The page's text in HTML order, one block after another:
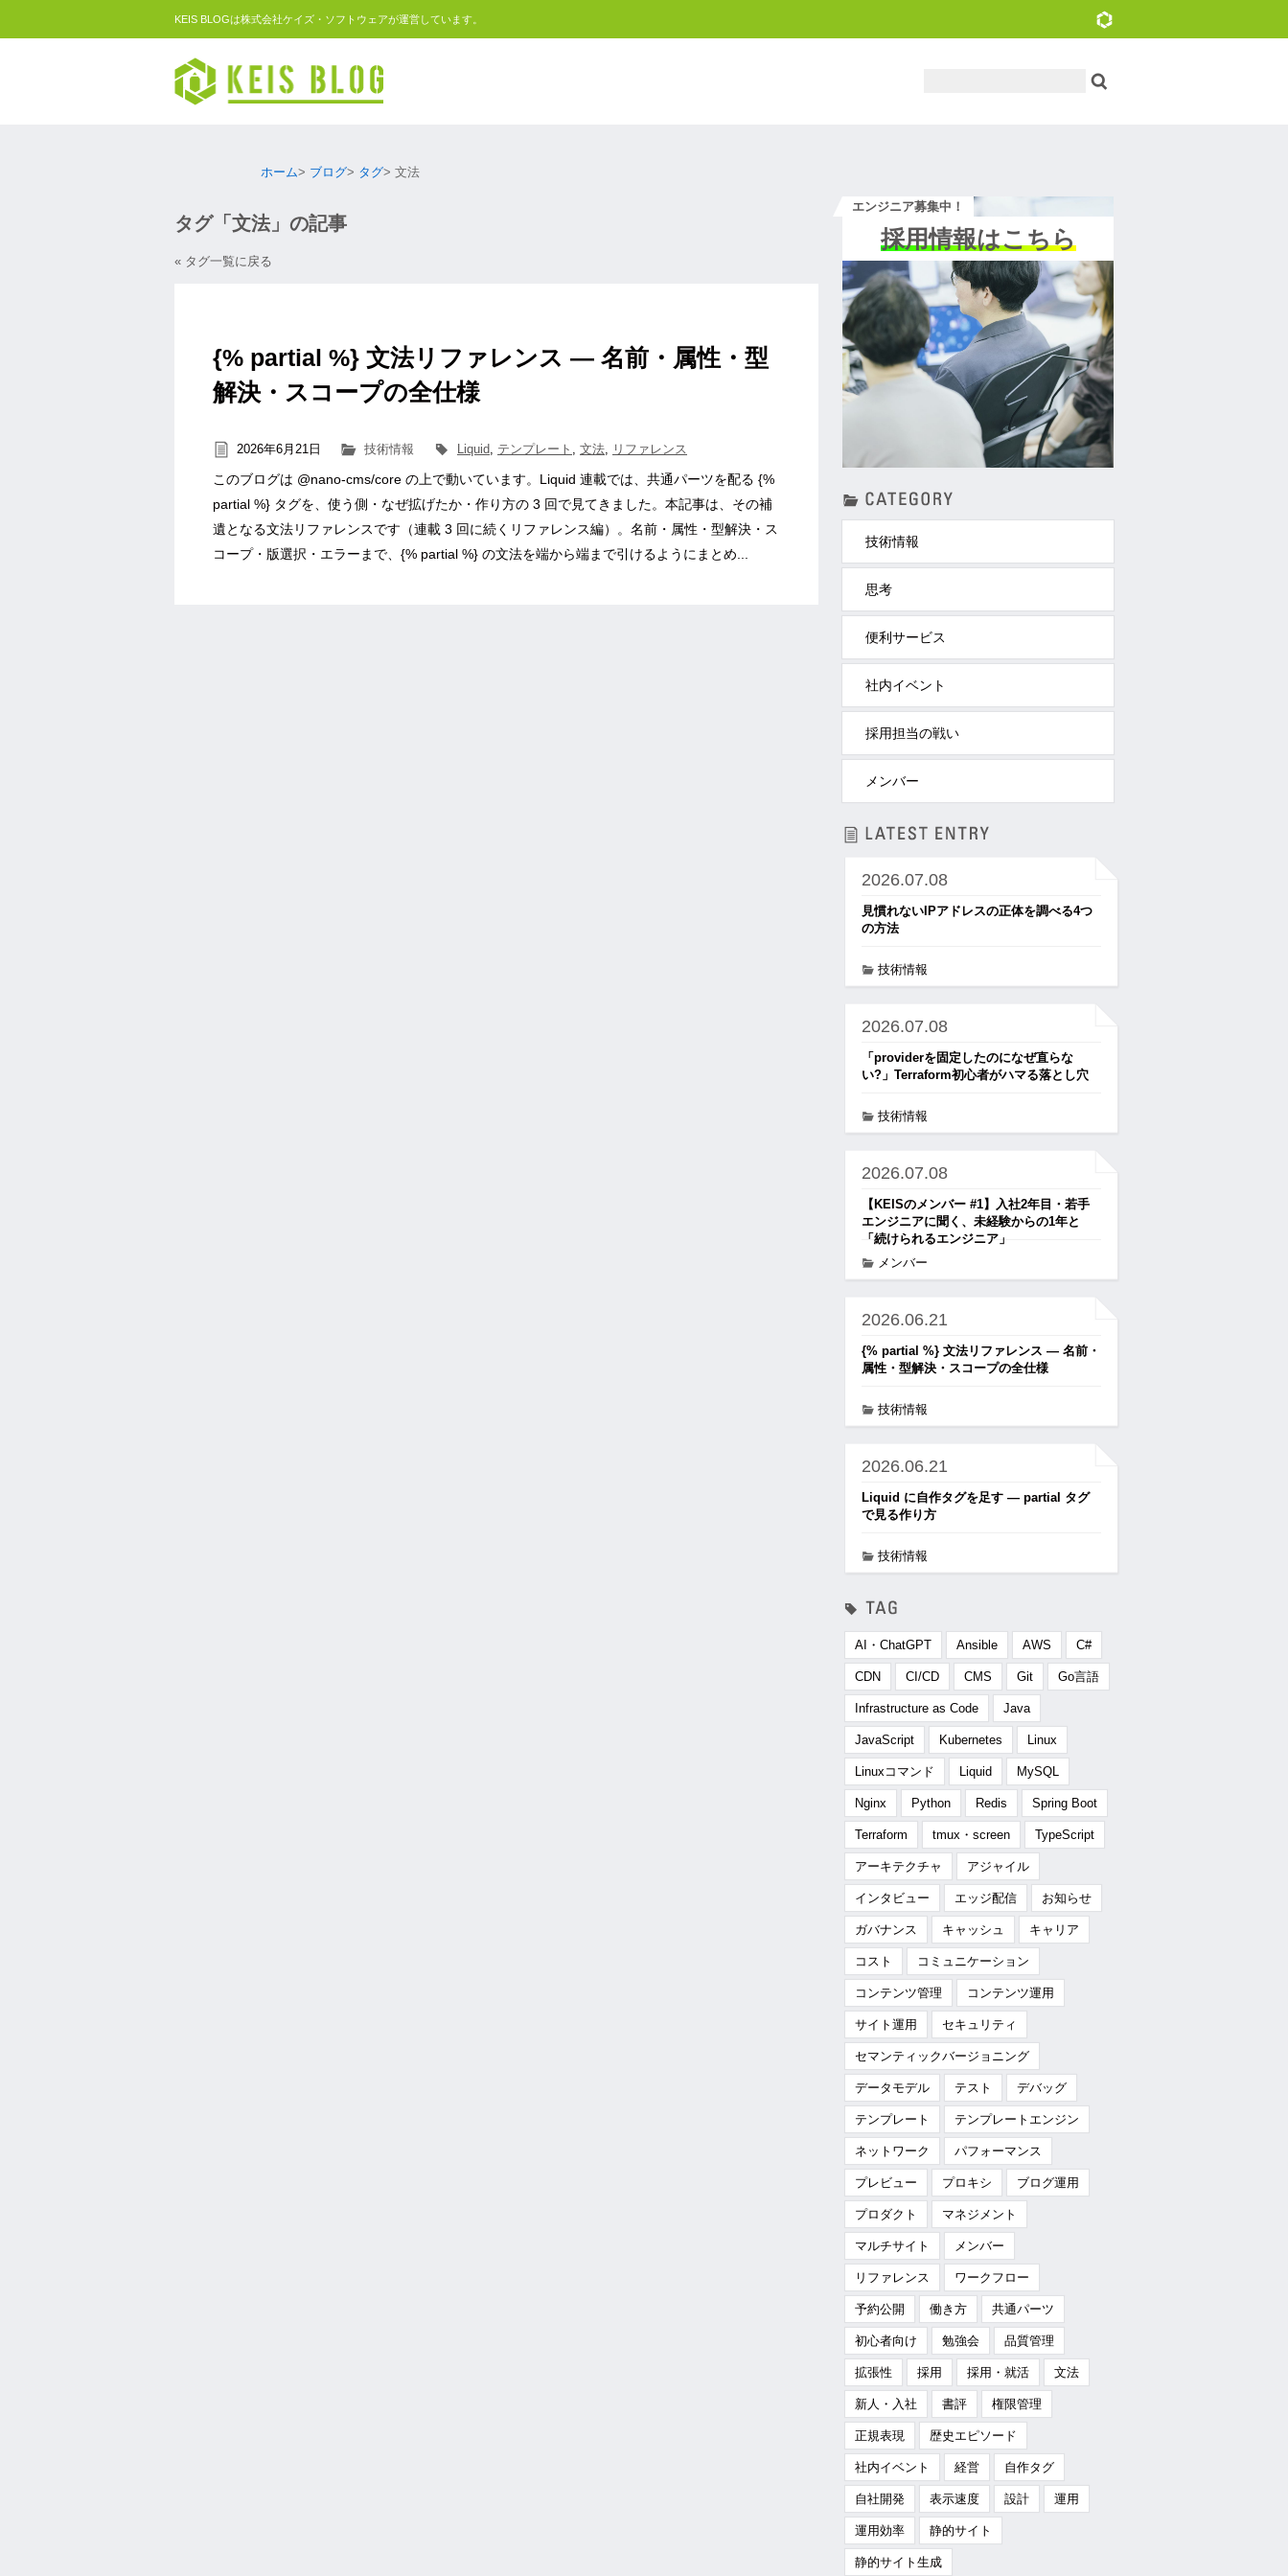
KEIS BLOGは株式会社ケイズ・ソフトウェアが運営しています。
ホーム ブログ タグ 文法
タグ「文法」の記事
« タグ一覧に戻る
{% partial %} 文法リファレンス ― 名前・属性・型
解決・スコープの全仕様
2026年6月21日 技術情報 Liquid テンプレート 文法 リファレンス
このブログは @nano-cms/core の上で動いています。Liquid 連載では、共通パーツを配る {%
partial %} タグを、使う側・なぜ拡げたか・作り方の 3 回で見てきました。本記事は、その補
遺となる文法リファレンスです（連載 3 回に続くリファレンス編）。名前・属性・型解決・ス
コープ・版選択・エラーまで、{% partial %} の文法を端から端まで引けるようにまとめ...
エンジニア募集中！
採用情報はこちら
技術情報
思考
便利サービス
社内イベント
採用担当の戦い
メンバー
2026.07.08
見慣れないIPアドレスの正体を調べる4つ
の方法
技術情報
2026.07.08
「providerを固定したのになぜ直らな
い?」Terraform初心者がハマる落とし穴
技術情報
2026.07.08
【KEISのメンバー #1】入社2年目・若手
エンジニアに聞く、未経験からの1年と
「続けられるエンジニア」
メンバー
2026.06.21
{% partial %} 文法リファレンス ― 名前・
属性・型解決・スコープの全仕様
技術情報
2026.06.21
Liquid に自作タグを足す ― partial タグ
で見る作り方
技術情報
AI・ChatGPT Ansible AWS C#
CDN CI/CD CMS Git Go言語
Infrastructure as Code Java
JavaScript Kubernetes Linux
Linuxコマンド Liquid MySQL
Nginx Python Redis Spring Boot
Terraform tmux・screen TypeScript
アーキテクチャ アジャイル
インタビュー エッジ配信 お知らせ
ガバナンス キャッシュ キャリア
コスト コミュニケーション
コンテンツ管理 コンテンツ運用
サイト運用 セキュリティ
セマンティックバージョニング
データモデル テスト デバッグ
テンプレート テンプレートエンジン
ネットワーク パフォーマンス
プレビュー プロキシ ブログ運用
プロダクト マネジメント
マルチサイト メンバー
リファレンス ワークフロー
予約公開 働き方 共通パーツ
初心者向け 勉強会 品質管理
拡張性 採用 採用・就活 文法
新人・入社 書評 権限管理
正規表現 歴史エピソード
社内イベント 経営 自作タグ
自社開発 表示速度 設計 運用
運用効率 静的サイト
静的サイト生成